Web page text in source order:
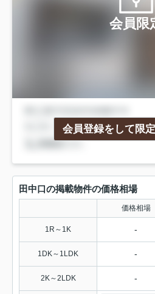
会員限
会員登録をして限
田中口の掲載物件の価格相場
価格相場
1R～1K -
1DK～1LDK -
2K～2LDK -